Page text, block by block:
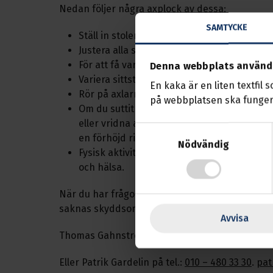
SAMTYCKE
Denna webbplats
En kaka är en liten textfil
på webbplatsen ska
Samtyckesval
Nödvändig
Avvisa
Nedan följer några axplock av dessa:
Ställ in stolen efter dina kroppsmått;
Justera alla speglar så att du ser bra och
För att få variation bör du minst en gång i
Variera sittställningen om du inte har
Rör på axlarna och nacken när du får
Om du suttit under en längre tid och ska
eller vridna arbetsställningar bör du vara
en förhöjd risk för besvär.
Fysisk aktivitet förbättrar kroppens
och hälsa.
När du har frågor som rör arbetsmiljö ska du
saknas skyddsombud där du arbetar ska du
Thomas Gahnström och nås på tel.:
Eller Patrik Gardelin på tel.: 010 – 480 33 30.